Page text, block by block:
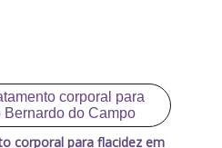
corporal para flacidez em